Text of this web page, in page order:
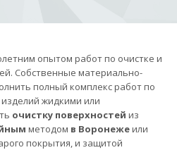
опытом работ по очистке и
Собственные материально-
полный комплекс работ по
жидкими или
очистку поверхностей из
методом в Воронежеили
покрытия, и защитой